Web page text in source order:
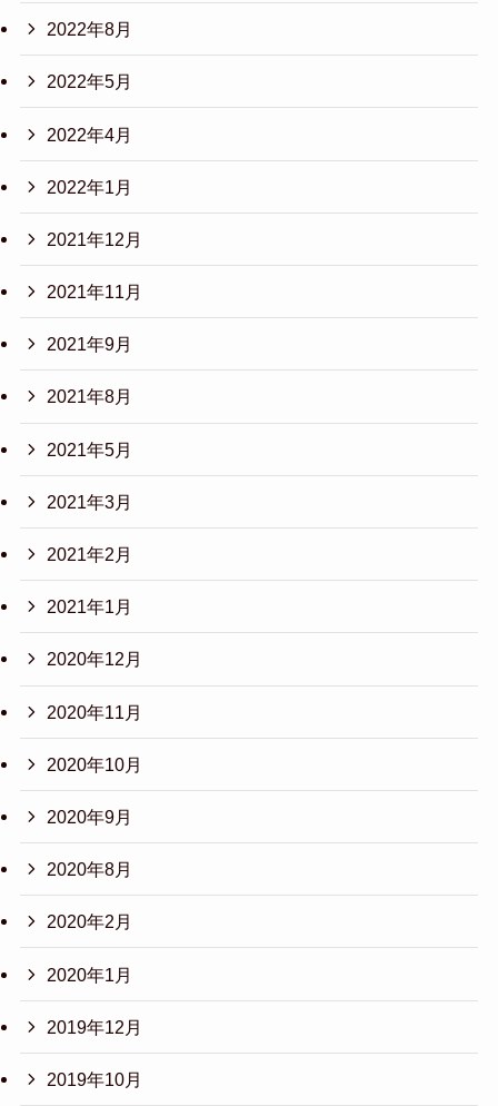
2022年8月
2022年5月
2022年4月
2022年1月
2021年12月
2021年11月
2021年9月
2021年8月
2021年5月
2021年3月
2021年2月
2021年1月
2020年12月
2020年11月
2020年10月
2020年9月
2020年8月
2020年2月
2020年1月
2019年12月
2019年10月